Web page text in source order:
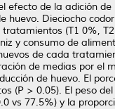
efecto de la adición
huevo. Dieciocho
(T1 0%,
y consumo de
de cada
de medias por el
de huevo. El
(P > 0.05). El peso
vs 77.5%) y la